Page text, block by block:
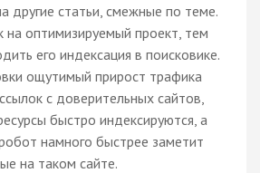
другие статьи, смежные по теме.
оптимизируемый проект, тем
его индексация в поисковике.
ощутимый прирост трафика
с доверительных сайтов,
быстро индексируются, а
намного быстрее заметит
на таком сайте.